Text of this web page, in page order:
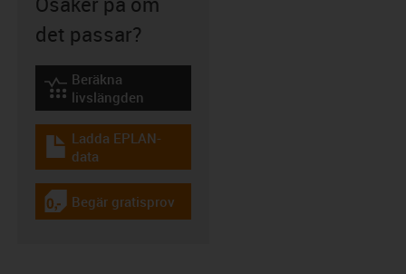
det passar?
igus-icon-lebensdauerrechner
Beräkna
livslängden
igus-icon-download-plan
Ladda EPLAN-
data
igus-icon-gratismuster
Begär gratisprov